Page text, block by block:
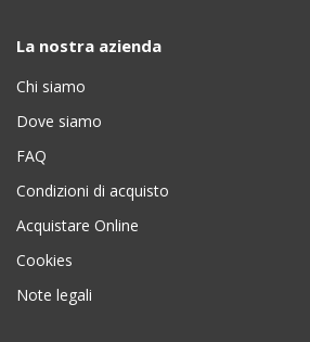
La nostra azienda
Chi siamo
Dove siamo
FAQ
Condizioni di acquisto
Acquistare Online
Cookies
Note legali